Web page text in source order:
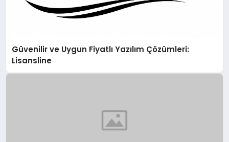
Güvenilir ve Uygun Fiyatlı Yazılım Çözümleri:
Lisansline